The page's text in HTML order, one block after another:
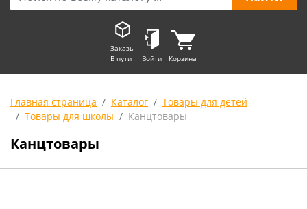
Заказы
В пути
Войти Корзина
Главная страница Каталог
Товары для детей
Товары для школы
Канцтовары
Канцтовары